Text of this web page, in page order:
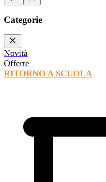
Categorie
Novità
Offerte
RITORNO A SCUOLA